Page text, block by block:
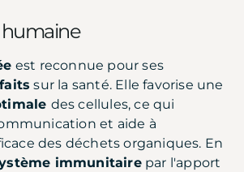
humaine
est reconnue pour ses
sur la santé. Elle favorise une
des cellules, ce qui
et aide à
des déchets organiques. En
immunitairepar l'apport